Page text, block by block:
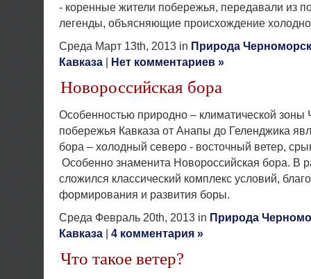
- коренные жители побережья, передавали из
легенды, объясняющие происхождение
Среда Март 13th, 2013 in Природа
Кавказа | Нет комментариев »
Новороссийская бора
Особенностью природно – климатической зоны
побережья Кавказа от Анапы до Геленджика
бора – холодный северо - восточный ветер,
Особенно знаменита Новороссийская бора. В
сложился классический комплекс условий,
формирования и развития боры.
Среда Февраль 20th, 2013 in Природа
Кавказа | 4 комментария »
Что такое ветер?